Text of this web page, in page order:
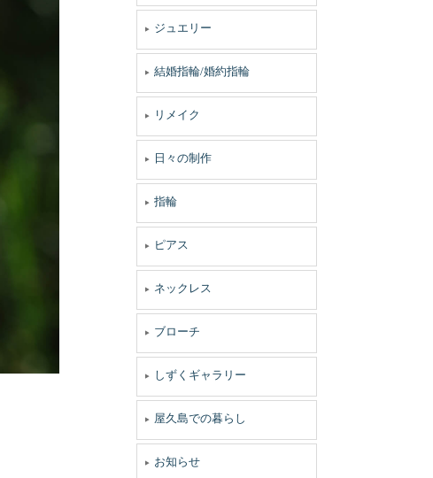
ジュエリー
結婚指輪/婚約指輪
リメイク
日々の制作
指輪
ピアス
ネックレス
ブローチ
しずくギャラリー
屋久島での暮らし
お知らせ